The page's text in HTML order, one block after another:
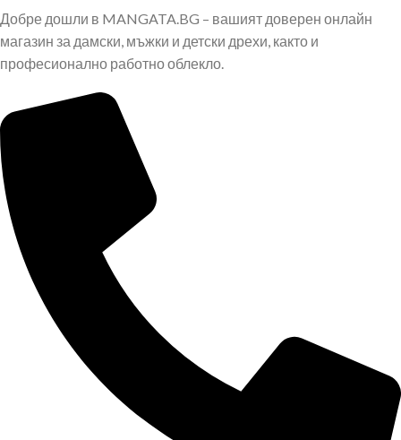
Добре дошли в MANGATA.BG – вашият доверен онлайн
магазин за дамски, мъжки и детски дрехи, както и
професионално работно облекло.